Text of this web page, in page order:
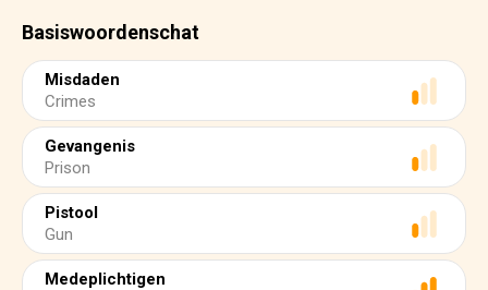
Basiswoordenschat
Misdaden
Crimes
Gevangenis
Prison
Pistool
Gun
Medeplichtigen